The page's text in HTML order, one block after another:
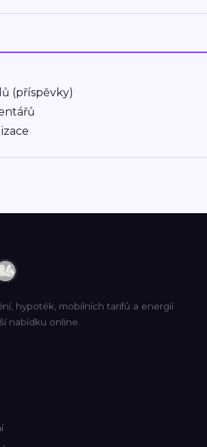
(příspěvky)
hypoték, mobilních tarifů a energií.
nabídku online.